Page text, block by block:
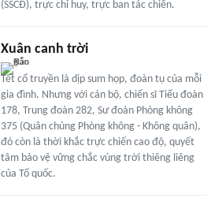
(SSCĐ), trực chỉ huy, trực ban tác chiến.
Xuân canh trời
Tết cổ truyền là dịp sum họp, đoàn tụ của mỗi
gia đình. Nhưng với cán bộ, chiến sĩ Tiểu đoàn
178, Trung đoàn 282, Sư đoàn Phòng không
375 (Quân chủng Phòng không - Không quân),
đó còn là thời khắc trực chiến cao độ, quyết
tâm bảo vệ vững chắc vùng trời thiêng liêng
của Tổ quốc.